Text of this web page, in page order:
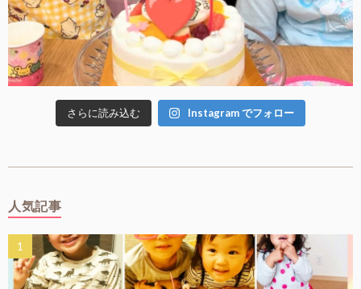
さらに読み込む Instagram でフォロー
人気記事